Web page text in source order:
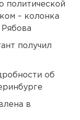
политической
– колонка
получил
об
в